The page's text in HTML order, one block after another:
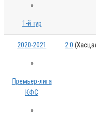
»
1-й тур
2020-2021
»
Премьер-лига
КФС
»
2:0